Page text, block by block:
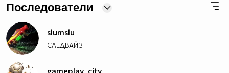
Последователи
slumslu
СЛЕДВАЙ3
gameplay_city